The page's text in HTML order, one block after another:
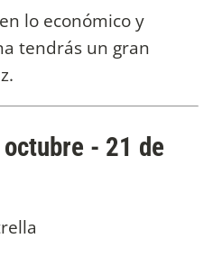
lo económico y
tendrás un gran
- 21 de